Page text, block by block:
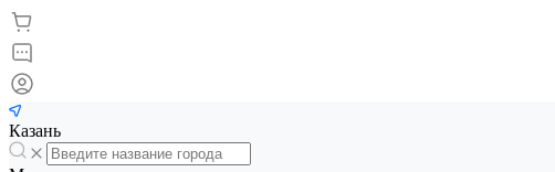
Казань